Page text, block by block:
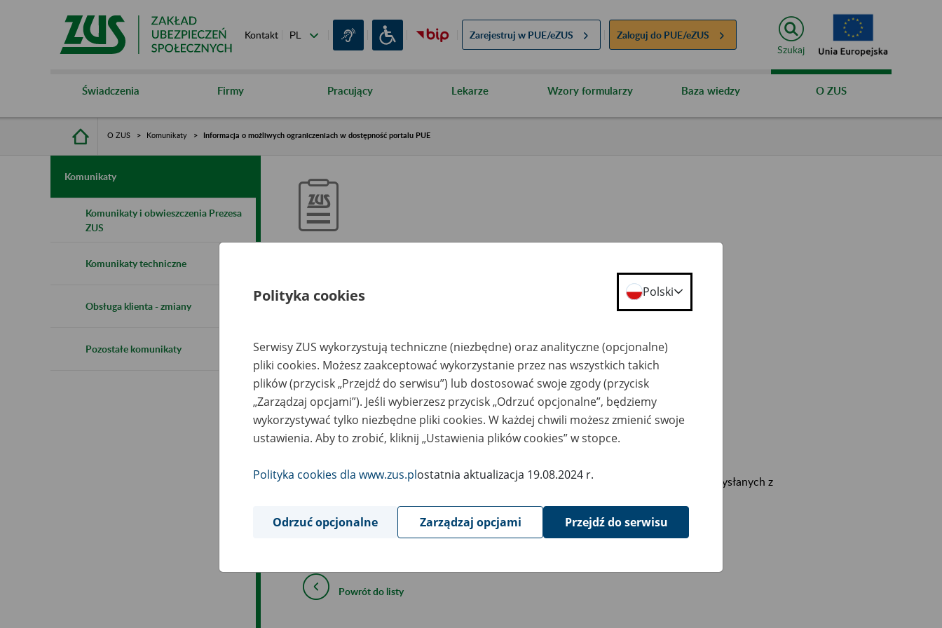
Kontakt Zarejestruj w PUE/eZUS Zaloguj do PUE/eZUS
Szukaj
Świadczenia Firmy Pracujący Lekarze Wzory formularzy Baza wiedzy O ZUS
O ZUS Komunikaty Informacja o możliwych ograniczeniach w dostępność portalu PUE
Komunikaty
Komunikaty i obwieszczenia Prezesa
ZUS
Komunikaty techniczne
Obsługa klienta - zmiany
Pozostałe komunikaty
Informujemy, że dzisiaj mogą wystąpić ograniczenia dotyczące:
rejestracji profilu na Platformie Usług Elektronicznych ZUS (PUE),
dostępności portalu PUE,
przyjmowania przez ZUS elektronicznych zaświadczeń lekarskich (e-ZLA) – w tym wysłanych z
Przepraszamy za utrudnienia.
Powrót do listy
Polityka cookies Polski
Serwisy ZUS wykorzystują techniczne (niezbędne) oraz analityczne (opcjonalne)
pliki cookies. Możesz zaakceptować wykorzystanie przez nas wszystkich takich
plików (przycisk „Przejdź do serwisu”) lub dostosować swoje zgody (przycisk
„Zarządzaj opcjami”). Jeśli wybierzesz przycisk „Odrzuć opcjonalne”, będziemy
wykorzystywać tylko niezbędne pliki cookies. W każdej chwili możesz zmienić swoje
ustawienia. Aby to zrobić, kliknij „Ustawienia plików cookies” w stopce.
Polityka cookies dla www.zus.plostatnia aktualizacja 19.08.2024 r.
Odrzuć opcjonalne Zarządzaj opcjami Przejdź do serwisu